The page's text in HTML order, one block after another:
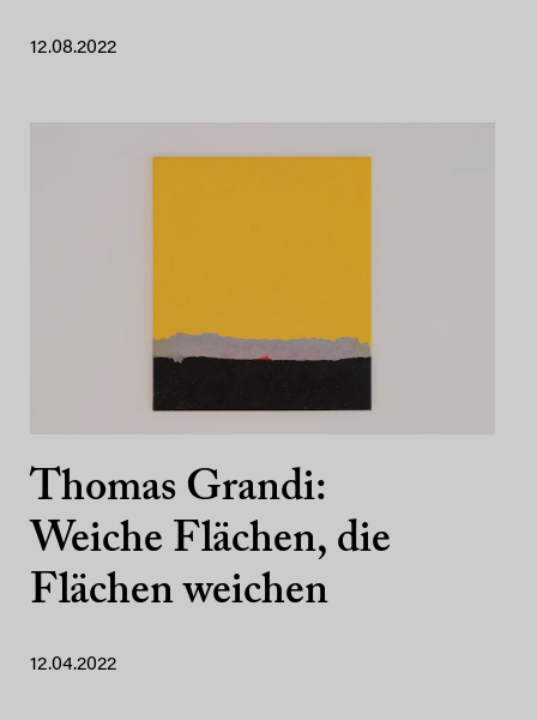
12.08.2022
Thomas Grandi:
Weiche Flächen, die
Flächen weichen
12.04.2022